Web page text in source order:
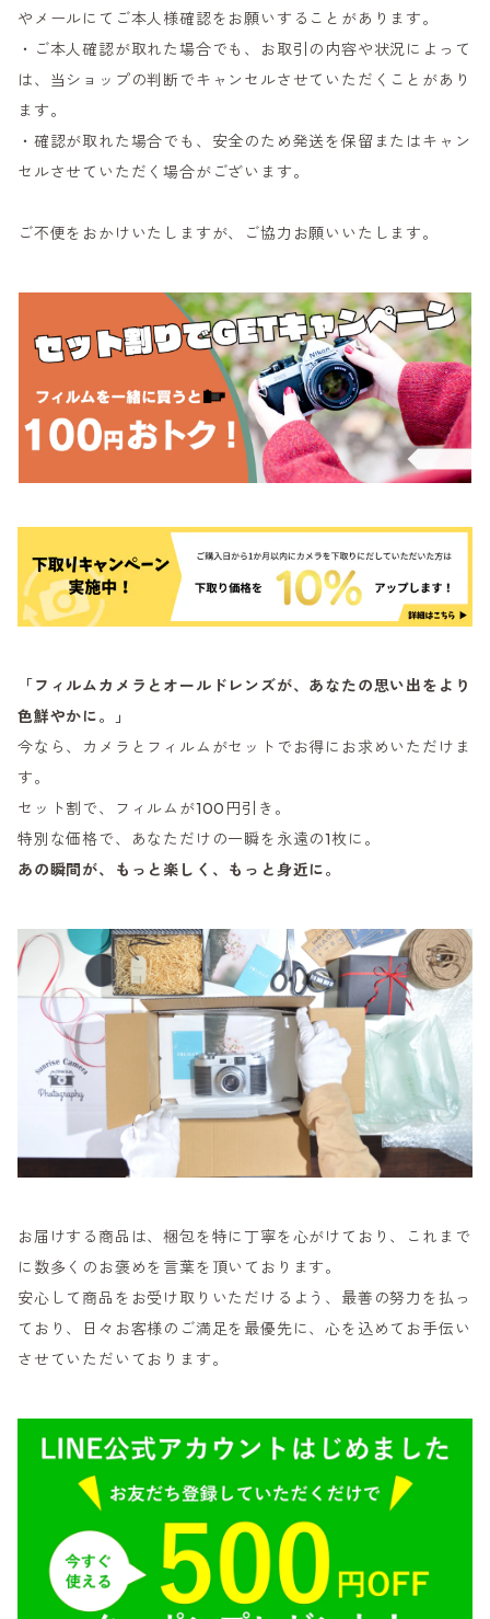
やメールにてご本人様確認をお願いすることがあります。
・ご本人確認が取れた場合でも、お取引の内容や状況によって
は、当ショップの判断でキャンセルさせていただくことがあり
ます。
・確認が取れた場合でも、安全のため発送を保留またはキャン
セルさせていただく場合がございます。
ご不便をおかけいたしますが、ご協力お願いいたします。
「フィルムカメラとオールドレンズが、あなたの思い出をより
色鮮やかに。」
今なら、カメラとフィルムがセットでお得にお求めいただけま
す。
セット割で、フィルムが100円引き。
特別な価格で、あなただけの一瞬を永遠の1枚に。
あの瞬間が、もっと楽しく、もっと身近に。
お届けする商品は、梱包を特に丁寧を心がけており、これまで
に数多くのお褒めを言葉を頂いております。
安心して商品をお受け取りいただけるよう、最善の努力を払っ
ており、日々お客様のご満足を最優先に、心を込めてお手伝い
させていただいております。